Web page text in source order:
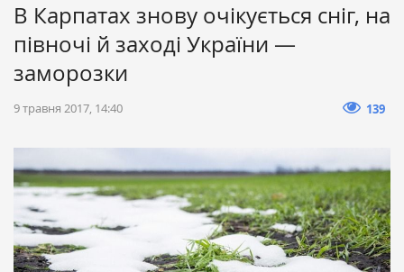
В Карпатах знову очікується сніг, на
півночі й заході України —
заморозки
9 травня 2017, 14:40 139